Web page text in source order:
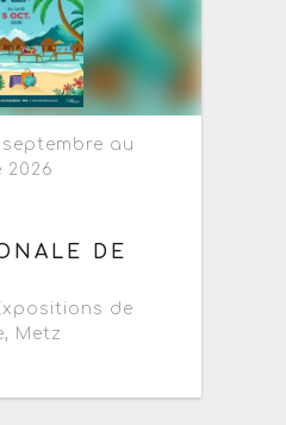
au
DE
de
, Metz